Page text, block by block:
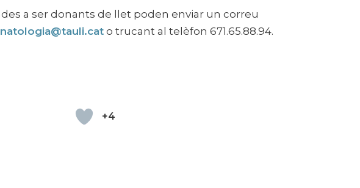
a ser donants de llet poden enviar un correu
o trucant al telèfon 671.65.88.94.
+4